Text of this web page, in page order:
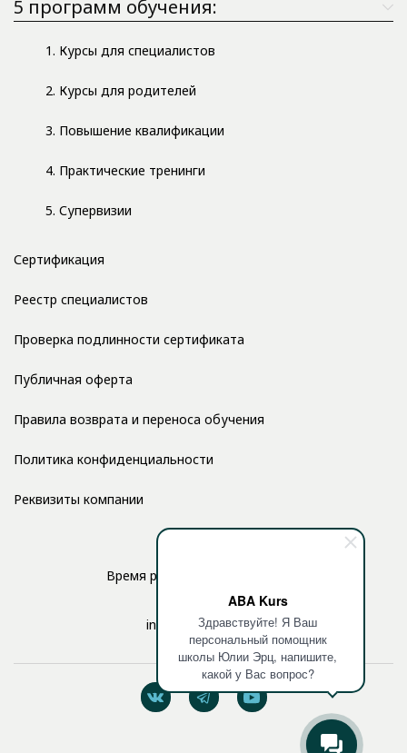
ABA Kurs
Здравствуйте! Я Ваш
персональный помощник
школы Юлии Эрц, напишите,
какой у Вас вопрос?
5 программ обучения:
1. Курсы для специалистов
2. Курсы для родителей
3. Повышение квалификации
4. Практические тренинги
5. Супервизии
Сертификация
Реестр специалистов
Проверка подлинности сертификата
Публичная оферта
Правила возврата и переноса обучения
Политика конфиденциальности
Реквизиты компании
Время работы: с 10:00 до 17:00
info@aba-kurs.com